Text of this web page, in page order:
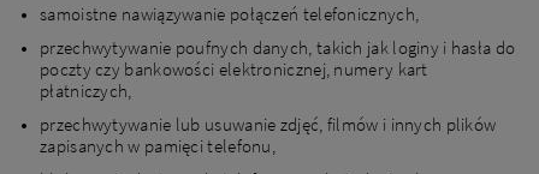
samoistne nawiązywanie połączeń telefonicznych,
przechwytywanie poufnych danych, takich jak loginy i hasła do
poczty czy bankowości elektronicznej, numery kart
płatniczych,
przechwytywanie lub usuwanie zdjęć, filmów i innych plików
zapisanych w pamięci telefonu,